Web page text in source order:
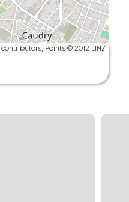
contributors, Points © 2012 LINZ